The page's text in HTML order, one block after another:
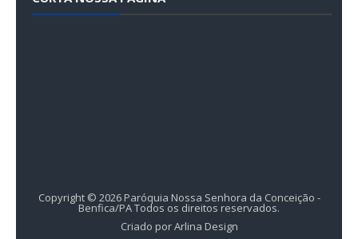
Copyright © 2026 Paróquia Nossa Senhora da Conceição -
Benfica/PATodos os direitos reservados.
Criado porArlina Design